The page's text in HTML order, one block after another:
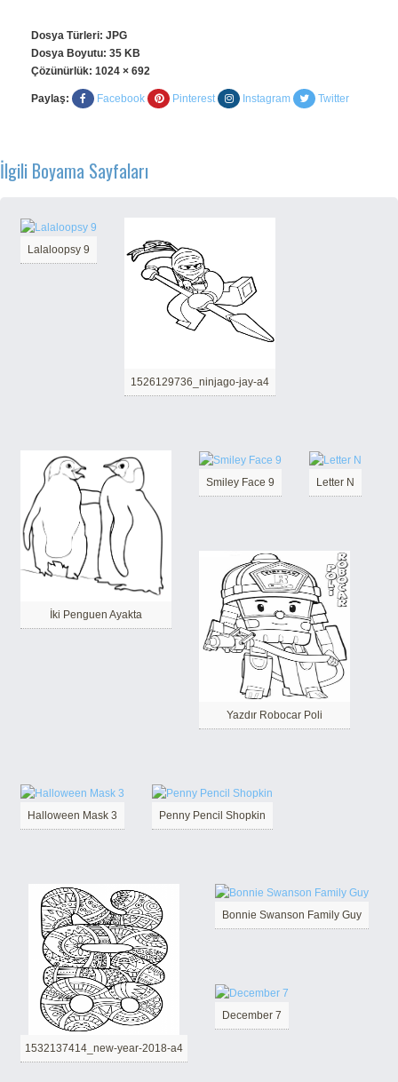
Dosya Türleri: JPG
Dosya Boyutu: 35 KB
Çözünürlük: 1024 × 692
Paylaş: Facebook Pinterest Instagram Twitter
İlgili Boyama Sayfaları
Lalaloopsy 9
1526129736_ninjago-jay-a4
İki Penguen Ayakta
Smiley Face 9 Letter N
Yazdır Robocar Poli
Halloween Mask 3 Penny Pencil Shopkin
1532137414_new-year-2018-a4
Bonnie Swanson Family Guy
December 7